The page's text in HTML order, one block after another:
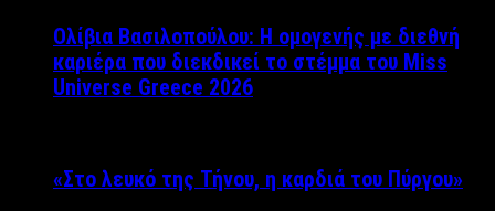
Ολίβια Βασιλοπούλου: Η ομογενής με διεθνή
καριέρα που διεκδικεί το στέμμα του Miss
Universe Greece 2026
«Στο λευκό της Τήνου, η καρδιά του Πύργου»